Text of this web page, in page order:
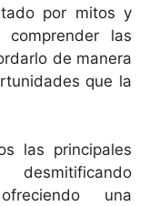
por mitos y
comprender las
de manera
que la
las principales
una